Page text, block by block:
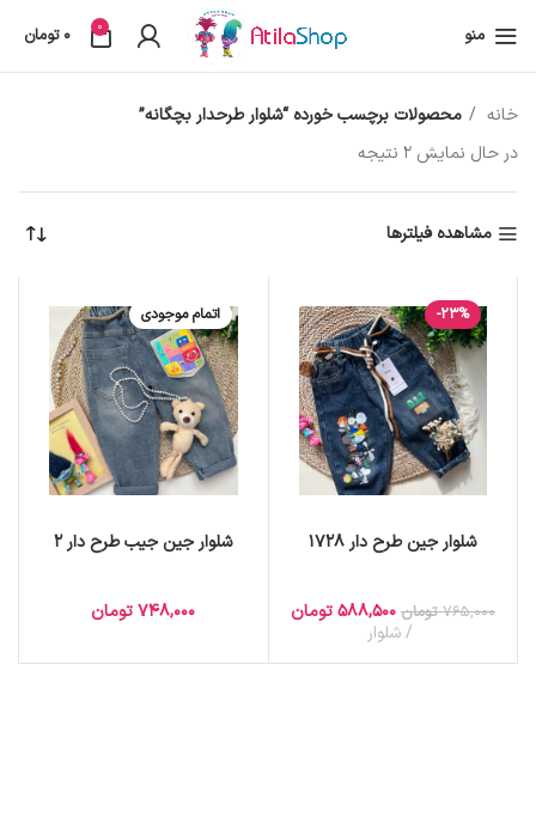
منو 0
0 تومان
خانه
محصولات برچسب خورده “شلوار طرحدار بچگانه”
در حال نمایش 2 نتیجه
مشاهده فیلترها
-23%
شلوار جین طرح دار 1728
765,000 تومان 588,500 تومان
شلوار
اتمام موجودی
شلوار جین جیب طرح دار 2
748,000 تومان